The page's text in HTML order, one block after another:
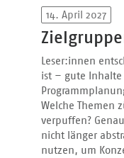
14. April 2027
Leser:innen
ist – gute
Welche Themen
verpuffen?
nicht länger
nutzen, um